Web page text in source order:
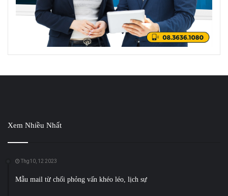
Xem Nhiều Nhất
Thg10, 12 2023
Mẫu mail từ chối phỏng vấn khéo léo, lịch sự